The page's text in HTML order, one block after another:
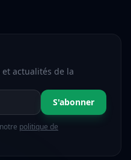
actualités de la
S'abonner
politique de